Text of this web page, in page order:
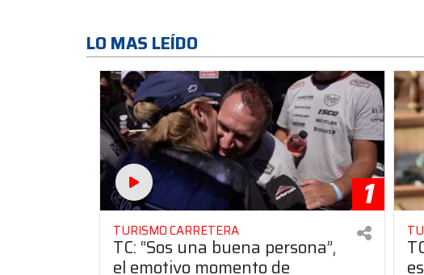
LO MAS LEÍDO
1
TURISMO CARRETERA
TC: “Sos una buena persona”,
el emotivo momento de